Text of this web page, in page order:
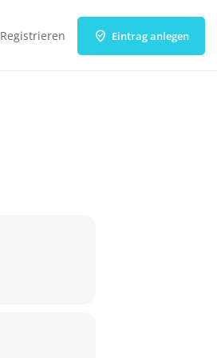
Registrieren Eintrag anlegen